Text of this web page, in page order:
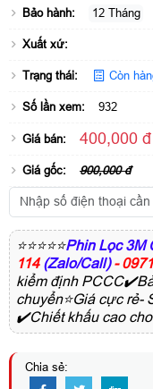
Bảo hành: 12 Tháng
Xuất xứ:
Trạng thái: Còn
Số lần xem: 932
Giá bán: 400,000 đ
Giá gốc: 900,000 đ
⭐⭐⭐⭐⭐Phin Lọc 3M
114 (Zalo/Call) -
kiểm định
chuyển⭐Giá cực rẻ-
✔️Chiết khấu cao
Chia sẻ: